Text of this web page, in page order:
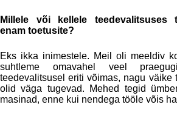
Millele või kellele teedevalitsuses
enam toetusite?
Eks ikka inimestele. Meil oli meeldiv
suhtleme omavahel veel
teedevalitsusel eriti võimas, nagu väike
olid väga tugevad. Mehed tegid
masinad, enne kui nendega tööle võis